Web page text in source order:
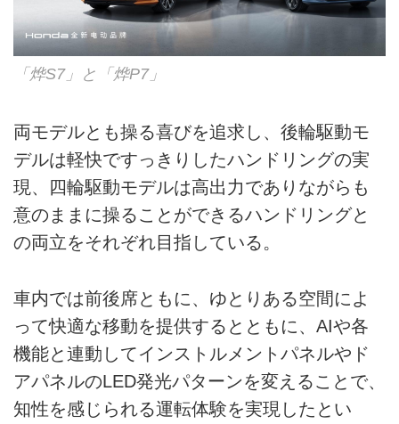
「烨S7」と「烨P7」
両モデルとも操る喜びを追求し、後輪駆動モ
デルは軽快ですっきりしたハンドリングの実
現、四輪駆動モデルは高出力でありながらも
意のままに操ることができるハンドリングと
の両立をそれぞれ目指している。
車内では前後席ともに、ゆとりある空間によ
って快適な移動を提供するとともに、AIや各
機能と連動してインストルメントパネルやド
アパネルのLED発光パターンを変えることで、
知性を感じられる運転体験を実現したとい